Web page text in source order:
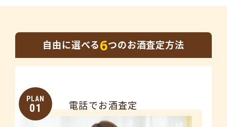
自由に選べる6つのお酒査定方法
PLAN
01 電話でお酒査定